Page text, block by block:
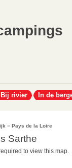
Bij rivier In de
» Pays de la Loire
Sarthe
to view this map.